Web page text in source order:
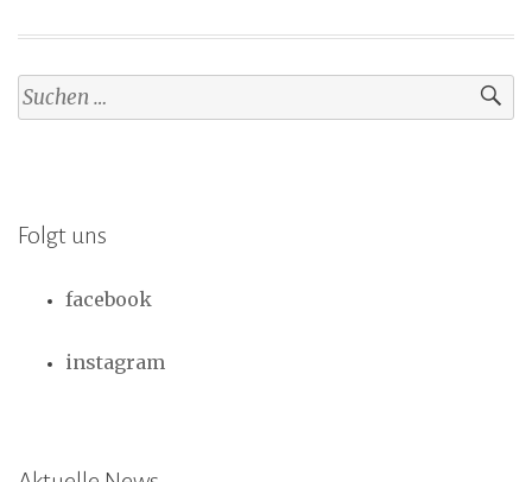
Suchen
nach:
Folgt uns
facebook
instagram